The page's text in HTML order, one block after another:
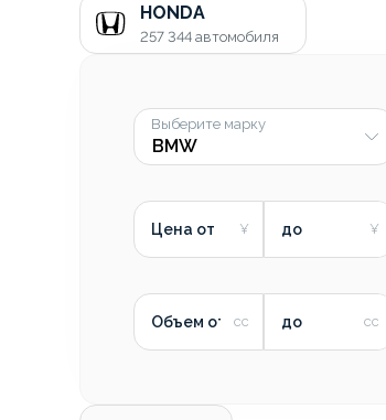
HONDA
257 344 автомобиля
Выберите марку
Цена от до
Объем от до